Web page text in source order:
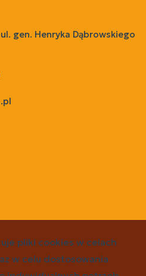
gen. Henryka Dąbrowskiego
pliki cookies w celach
w celu dostosowania